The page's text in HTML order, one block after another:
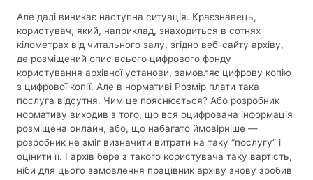
Але далі виникає наступна ситуація. Краєзнавець,
користувач, який, наприклад, знаходиться в сотнях
кілометрах від читального залу, згідно веб-сайту архіву,
де розміщений опис всього цифрового фонду
користування архівної установи, замовляє цифрову копію
з цифрової копії. Але в нормативі Розмір плати така
послуга відсутня. Чим це пояснюється? Або розробник
нормативу виходив з того, що вся оцифрована інформація
розміщена онлайн, або, що набагато ймовірніше —
розробник не зміг визначити витрати на таку “послугу” і
оцінити її. І архів бере з такого користувача таку вартість,
ніби для цього замовлення працівник архіву знову зробив